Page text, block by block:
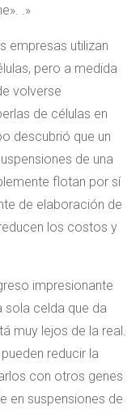
.»
empresas utilizan
pero a medida
volverse
de células en
descubrió que un
de una
flotan por sí
de elaboración de
los costos y
impresionante
sola celda que da
muy lejos de la real.
reducir la
con otros genes
en suspensiones de